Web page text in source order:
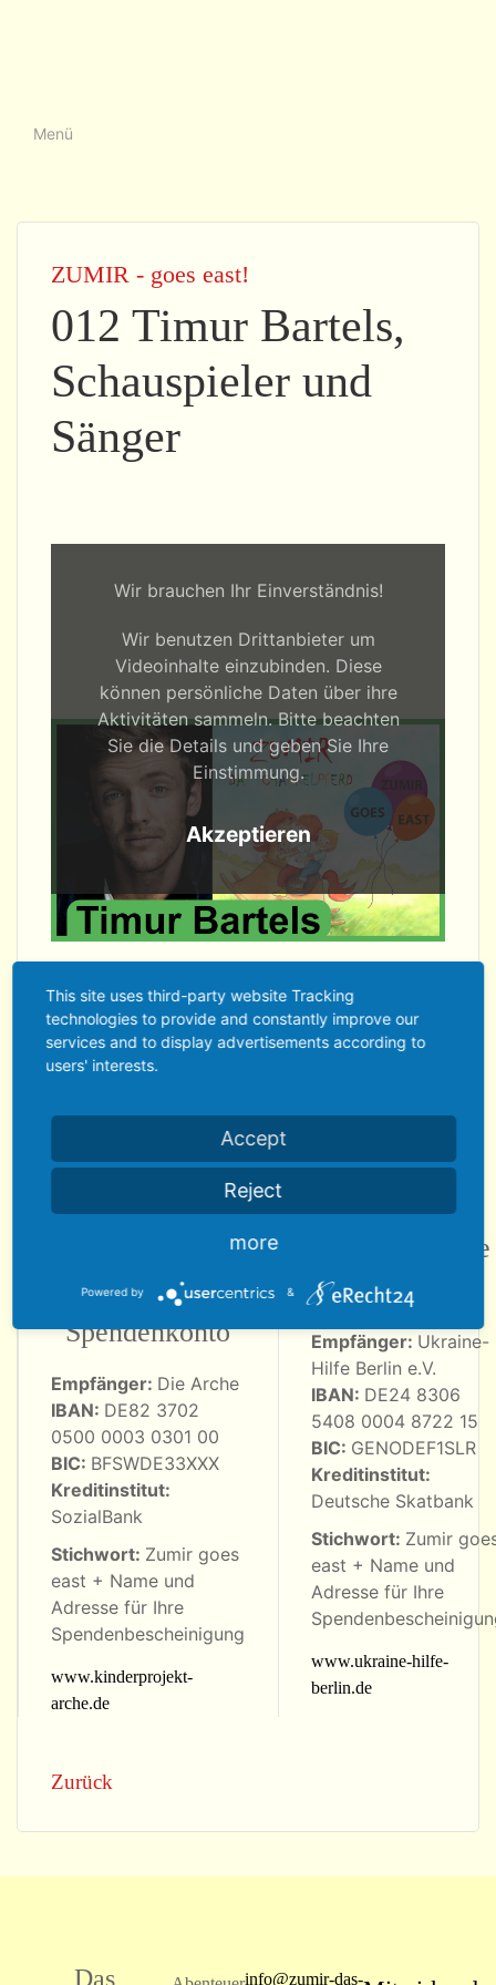
Menü
ZUMIR - goes east!
012 Timur Bartels,
Schauspieler und
Sänger
Wir brauchen Ihr Einverständnis!
Wir benutzen Drittanbieter um
Videoinhalte einzubinden. Diese
können persönliche Daten über ihre
Aktivitäten sammeln. Bitte beachten
Sie die Details und geben Sie Ihre
Einstimmung.
Akzeptieren
Schauspieler und Sänger Timur Bartels erklärt,
wie der Hofhund Schotter zu seinem Namen
kam und warum der nur noch einen halben
Schwanz hat.
Spendenkonto
Zentrales
Spendenkonto
Empfänger: Die Arche
IBAN: DE82 3702
0500 0003 0301 00
BIC: BFSWDE33XXX
Kreditinstitut:
SozialBank
Stichwort: Zumir goes
east + Name und
Adresse für Ihre
Spendenbescheinigung
www.kinderprojekt-
arche.de
Ukraine-Hilfe
Berlin e.V.
Empfänger: Ukraine-
Hilfe Berlin e.V.
IBAN: DE24 8306
5408 0004 8722 15
BIC: GENODEF1SLR
Kreditinstitut:
Deutsche Skatbank
Stichwort: Zumir
east + Name und
Adresse für Ihre
www.ukraine-hilfe-
berlin.de
Zurück
Das info@zumir-das-
This site uses third-party website Tracking
technologies to provide and constantly improve our
services and to display advertisements according to
users' interests.
Accept
Reject
more
Powered by &